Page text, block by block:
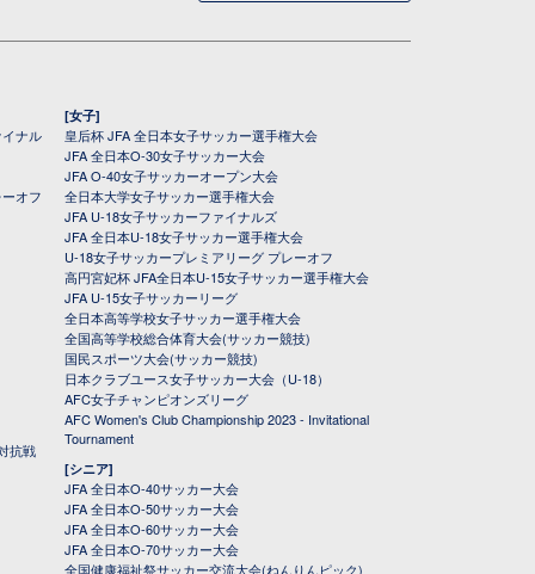
ナル
オフ
抗戦
[女子]
皇后杯 JFA 全日本女子サッカー選手権大会
JFA 全日本O-30女子サッカー大会
JFA O-40女子サッカーオープン大会
全日本大学女子サッカー選手権大会
JFA U-18女子サッカーファイナルズ
JFA 全日本U-18女子サッカー選手権大会
U-18女子サッカープレミアリーグ プレーオフ
高円宮妃杯 JFA全日本U-15女子サッカー選手権大会
JFA U-15女子サッカーリーグ
全日本高等学校女子サッカー選手権大会
全国高等学校総合体育大会(サッカー競技)
国民スポーツ大会(サッカー競技)
日本クラブユース女子サッカー大会（U-18）
AFC女子チャンピオンズリーグ
AFC Women's Club Championship 2023 - Invitational
Tournament
[シニア]
JFA 全日本O-40サッカー大会
JFA 全日本O-50サッカー大会
JFA 全日本O-60サッカー大会
JFA 全日本O-70サッカー大会
全国健康福祉祭サッカー交流大会(ねんりんピック)